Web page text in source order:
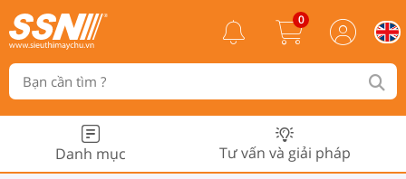
0
Danh mục Tư vấn và giải pháp